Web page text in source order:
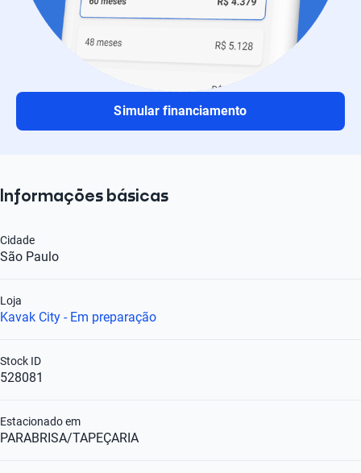
Simular financiamento
Informações básicas
São Paulo
Cidade
Kavak City - Em preparação
Loja
528081
Stock ID
PARABRISA/TAPEÇARIA
Estacionado em